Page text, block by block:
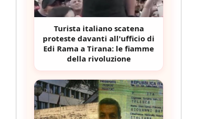
Turista italiano scatena
proteste davanti all'ufficio di
Edi Rama a Tirana: le fiamme
della rivoluzione